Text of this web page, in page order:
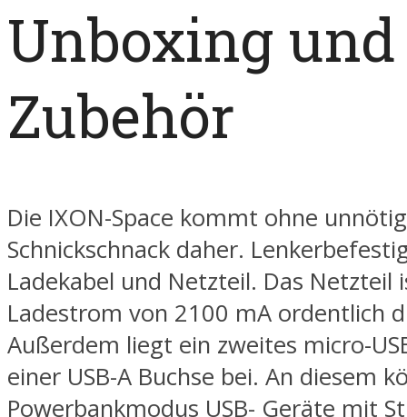
Unboxing und
Zubehör
Die IXON-Space kommt ohne
Schnickschnack daher.
Ladekabel und Netzteil. Das Netzteil
Ladestrom von 2100 mA ordentlich
Außerdem liegt ein zweites micro-
einer USB-A Buchse bei. An diesem
Powerbankmodus USB- Geräte mit